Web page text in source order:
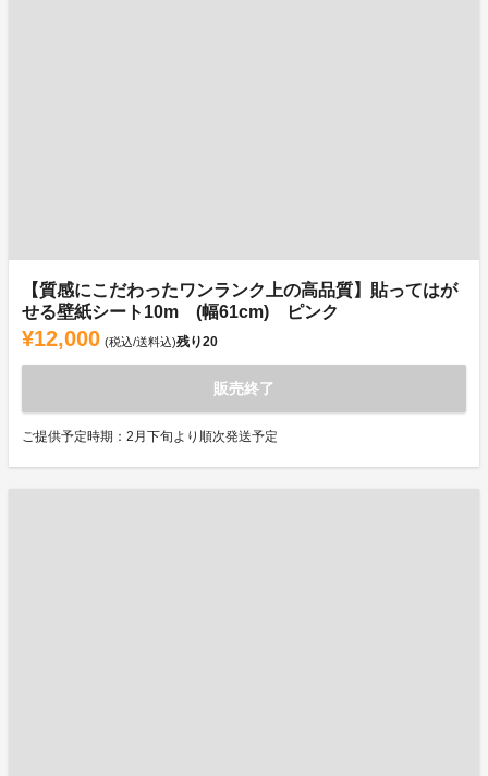
【質感にこだわったワンランク上の高品質】貼ってはが
せる壁紙シート10m (幅61cm) ピンク
¥12,000 (税込/送料込)残り20
販売終了
ご提供予定時期：2月下旬より順次発送予定